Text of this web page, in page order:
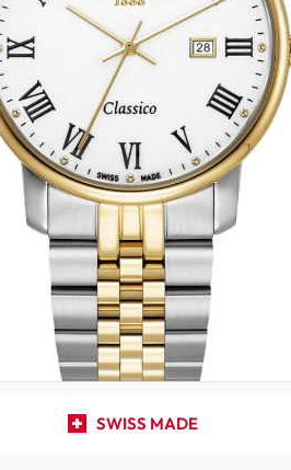
SWISS MADE